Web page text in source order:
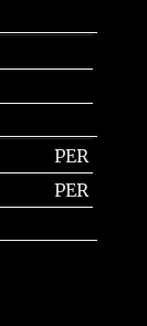
PER
PER